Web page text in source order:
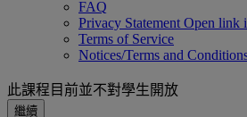
FAQ
Privacy Statement Open link
Terms of Service
Notices/Terms and
此課程目前並不對學生開放